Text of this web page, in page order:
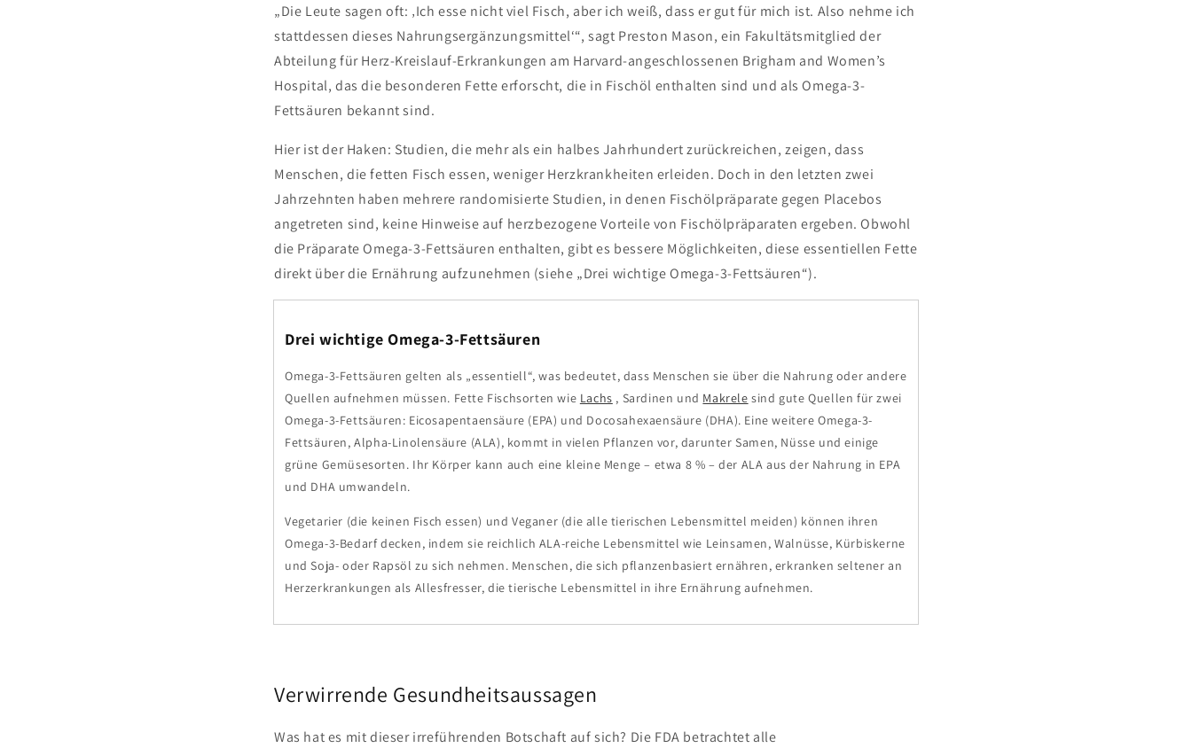
„Die Leute sagen oft: ‚Ich esse nicht viel Fisch, aber ich weiß, dass er gut für mich ist. Also nehme ich
stattdessen dieses Nahrungsergänzungsmittel‘“, sagt Preston Mason, ein Fakultätsmitglied der
Abteilung für Herz-Kreislauf-Erkrankungen am Harvard-angeschlossenen Brigham and Women’s
Hospital, das die besonderen Fette erforscht, die in Fischöl enthalten sind und als Omega-3-
Fettsäuren bekannt sind.
Hier ist der Haken: Studien, die mehr als ein halbes Jahrhundert zurückreichen, zeigen, dass
Menschen, die fetten Fisch essen, weniger Herzkrankheiten erleiden. Doch in den letzten zwei
Jahrzehnten haben mehrere randomisierte Studien, in denen Fischölpräparate gegen Placebos
angetreten sind, keine Hinweise auf herzbezogene Vorteile von Fischölpräparaten ergeben. Obwohl
die Präparate Omega-3-Fettsäuren enthalten, gibt es bessere Möglichkeiten, diese essentiellen Fette
direkt über die Ernährung aufzunehmen (siehe „Drei wichtige Omega-3-Fettsäuren“).
Drei wichtige Omega-3-Fettsäuren
Omega-3-Fettsäuren gelten als „essentiell“, was bedeutet, dass Menschen sie über die Nahrung oder andere
Quellen aufnehmen müssen. Fette Fischsorten wie Lachs , Sardinen und Makrele sind gute Quellen für zwei
Omega-3-Fettsäuren: Eicosapentaensäure (EPA) und Docosahexaensäure (DHA). Eine weitere Omega-3-
Fettsäuren, Alpha-Linolensäure (ALA), kommt in vielen Pflanzen vor, darunter Samen, Nüsse und einige
grüne Gemüsesorten. Ihr Körper kann auch eine kleine Menge – etwa 8 % – der ALA aus der Nahrung in EPA
und DHA umwandeln.
Vegetarier (die keinen Fisch essen) und Veganer (die alle tierischen Lebensmittel meiden) können ihren
Omega-3-Bedarf decken, indem sie reichlich ALA-reiche Lebensmittel wie Leinsamen, Walnüsse, Kürbiskerne
und Soja- oder Rapsöl zu sich nehmen. Menschen, die sich pflanzenbasiert ernähren, erkranken seltener an
Herzerkrankungen als Allesfresser, die tierische Lebensmittel in ihre Ernährung aufnehmen.
Verwirrende Gesundheitsaussagen
Was hat es mit dieser irreführenden Botschaft auf sich? Die FDA betrachtet alle